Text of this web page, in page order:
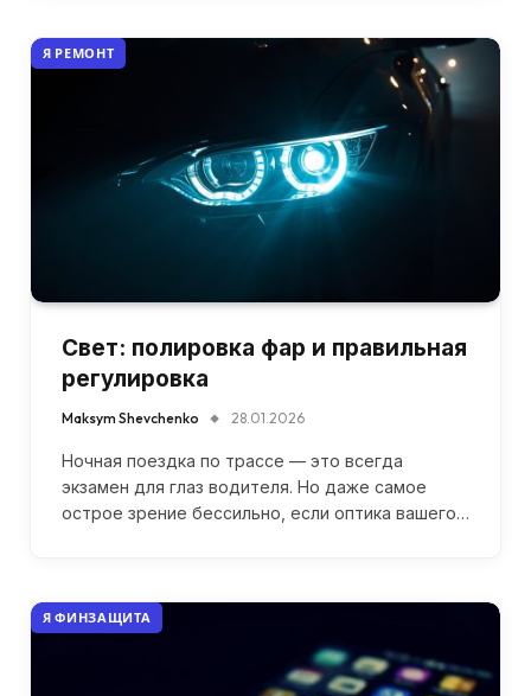
Я РЕМОНТ
Свет: полировка фар и правильная
регулировка
Maksym Shevchenko 28.01.2026
Ночная поездка по трассе — это всегда
экзамен для глаз водителя. Но даже самое
острое зрение бессильно, если оптика вашего…
Я ФИНЗАЩИТА